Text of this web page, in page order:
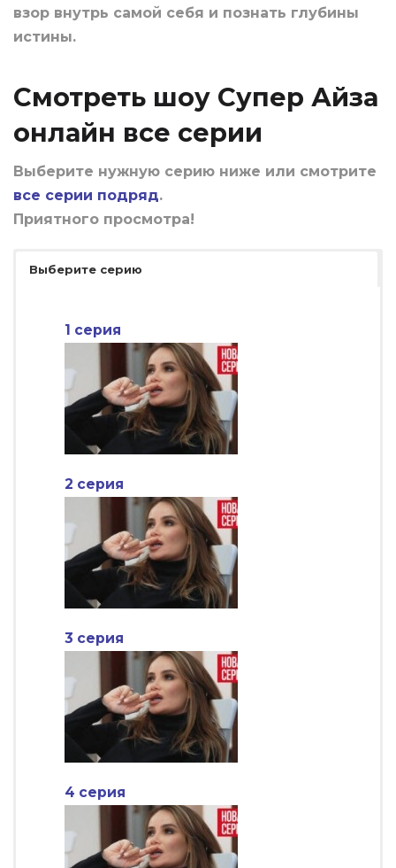
взор внутрь самой себя и познать глубины
истины.
Смотреть шоу Супер Айза
онлайн все серии
Выберите нужную серию ниже или смотрите
все серии подряд.
Приятного просмотра!
Выберите серию
1 серия
2 серия
3 серия
4 серия